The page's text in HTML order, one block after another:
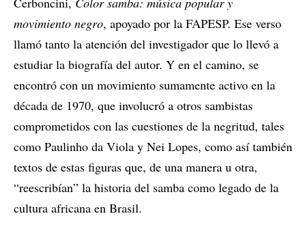
movimiento negro, apoyado por la FAPESP. Ese verso
llamó tanto la atención del investigador que lo llevó a
estudiar la biografía del autor. Y en el camino, se
encontró con un movimiento sumamente activo en la
década de 1970, que involucró a otros sambistas
comprometidos con las cuestiones de la negritud, tales
como Paulinho da Viola y Nei Lopes, como así también
textos de estas figuras que, de una manera u otra,
“reescribían” la historia del samba como legado de la
cultura africana en Brasil.